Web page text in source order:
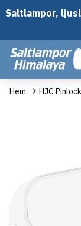
Saltlampor,
Hem HJC